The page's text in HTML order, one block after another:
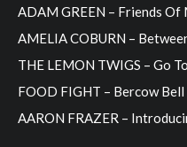
ADAM GREEN – Friends Of
AMELIA COBURN –
THE LEMON TWIGS – Go
FOOD FIGHT – Bercow Bell
AARON FRAZER –